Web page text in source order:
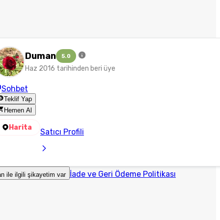
Duman 5.0
Haz 2016 tarihinden beri üye
Sohbet
Teklif Yap
Hemen Al
Harita Satıcı Profili
ile ilgili şikayetim var İade ve Geri Ödeme Politikası